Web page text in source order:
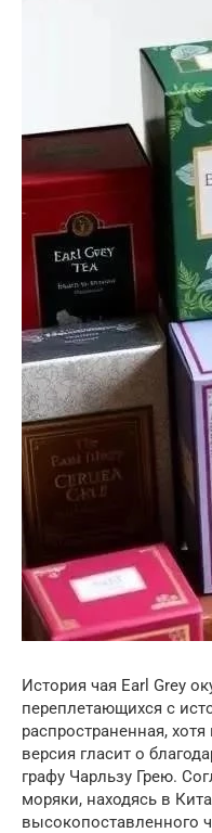
История чая Earl Grey
переплетающихся с
распространенная,
версия гласит о
графу Чарльзу Грею.
моряки, находясь в
высокопоставленного